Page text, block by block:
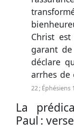
Christ
garant
déclare
arrhes de
22; Éphésiens
La
Paul :